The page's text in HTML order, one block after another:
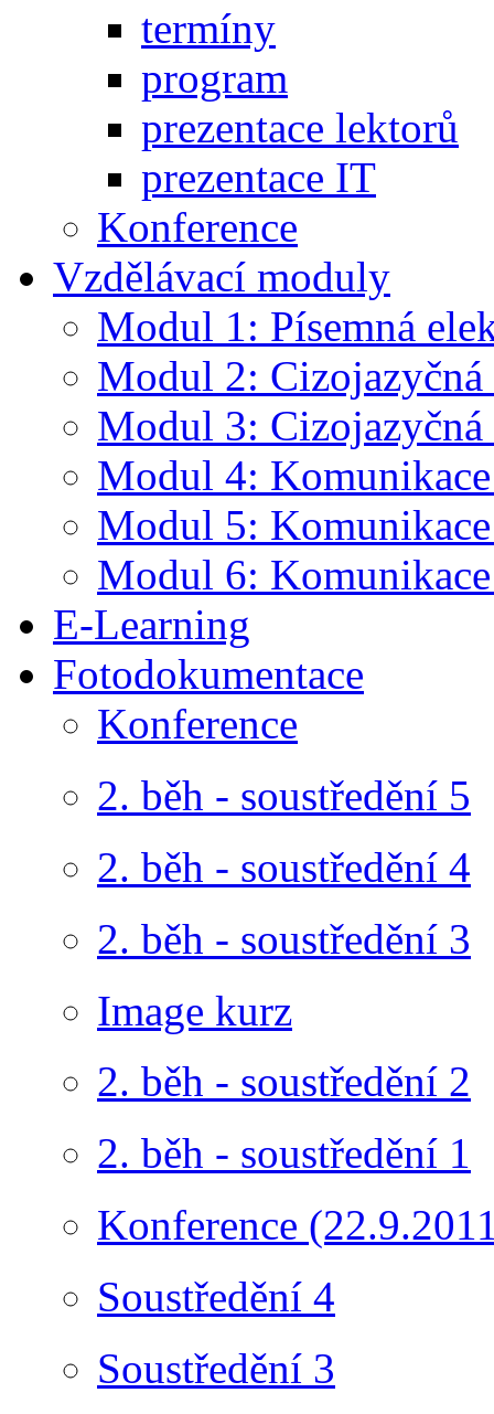
termíny
program
prezentace lektorů
prezentace IT
Konference
Vzdělávací moduly
Modul 1: Písemná
Modul 2:
Modul 3:
Modul 4:
Modul 5:
Modul 6:
E-Learning
Fotodokumentace
Konference
2. běh - soustředění 5
2. běh - soustředění 4
2. běh - soustředění 3
Image kurz
2. běh - soustředění 2
2. běh - soustředění 1
Konference
Soustředění 4
Soustředění 3